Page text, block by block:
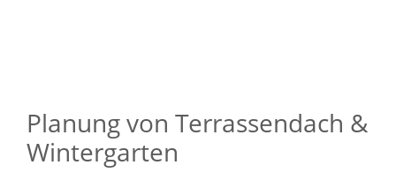
Planung von Terrassendach &
Wintergarten